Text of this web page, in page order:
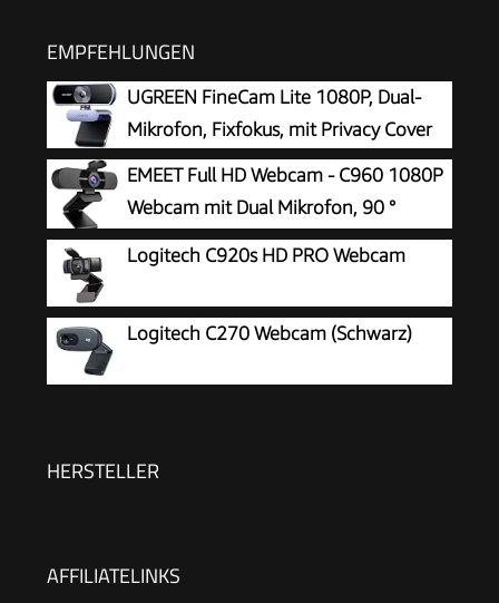
EMPFEHLUNGEN
UGREEN FineCam Lite 1080P, Dual-
Mikrofon, Fixfokus, mit Privacy Cover
EMEET Full HD Webcam - C960 1080P
Webcam mit Dual Mikrofon, 90 °
Streaming Kamera mit Automatische
Lichtkorrektur, Plug & Play, für Linux, Win10, Mac
OS X, YouTube, Skype, zum Konferenz
Logitech C920s HD PRO Webcam
Logitech C270 Webcam (Schwarz)
HERSTELLER
AFFILIATELINKS